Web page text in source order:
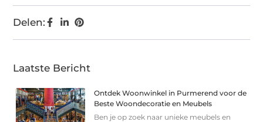
Delen:
Laatste Bericht
Ontdek Woonwinkel in Purmerend voor de
Beste Woondecoratie en Meubels
Ben je op zoek naar unieke meubels en